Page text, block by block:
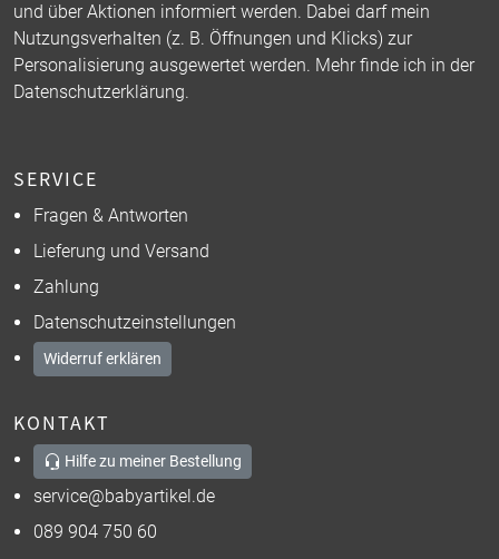
und über Aktionen informiert werden. Dabei darf mein
Nutzungsverhalten (z. B. Öffnungen und Klicks) zur
Personalisierung ausgewertet werden. Mehr finde ich in der
Datenschutzerklärung.
SERVICE
Fragen & Antworten
Lieferung und Versand
Zahlung
Datenschutzeinstellungen
Widerruf erklären
KONTAKT
Hilfe zu meiner Bestellung
service@babyartikel.de
089 904 750 60